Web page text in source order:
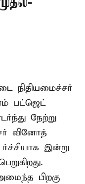
நிதியமைச்சர்
பட்ஜெட்
நேற்று
வினோத்
இன்று
பிறகு